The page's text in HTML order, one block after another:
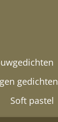
gedichten
Soft pastel